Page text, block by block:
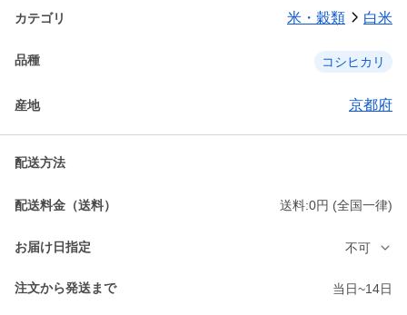
カテゴリ 米・穀類 白米
品種 コシヒカリ
産地 京都府
配送方法
配送料金（送料） 送料:0円 (全国一律)
お届け日指定 不可
注文から発送まで 当日~14日